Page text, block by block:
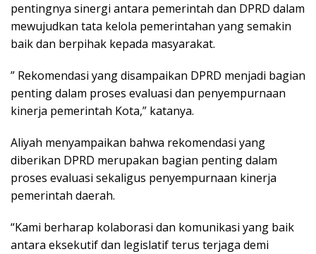
pentingnya sinergi antara pemerintah dan DPRD dalam
mewujudkan tata kelola pemerintahan yang semakin
baik dan berpihak kepada masyarakat.
” Rekomendasi yang disampaikan DPRD menjadi bagian
penting dalam proses evaluasi dan penyempurnaan
kinerja pemerintah Kota,” katanya.
Aliyah menyampaikan bahwa rekomendasi yang
diberikan DPRD merupakan bagian penting dalam
proses evaluasi sekaligus penyempurnaan kinerja
pemerintah daerah.
“Kami berharap kolaborasi dan komunikasi yang baik
antara eksekutif dan legislatif terus terjaga demi